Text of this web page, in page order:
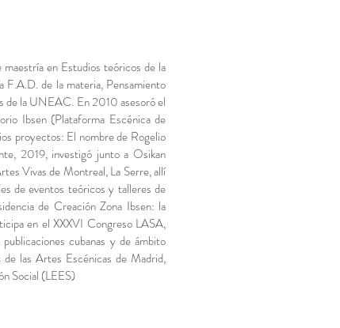
en Estudios teóricos de la
de la materia, Pensamiento
de la UNEAC. En 2010 asesoró el
Ibsen (Plataforma Escénica de
proyectos: El nombre de Rogelio
2019, investigó junto a Osikan
Vivas de Montreal, La Serre, allí
de eventos teóricos y talleres de
de Creación Zona Ibsen: la
en el XXXVI Congreso LASA,
cubanas y de ámbito
las Artes Escénicas de Madrid,
Social (LEES)